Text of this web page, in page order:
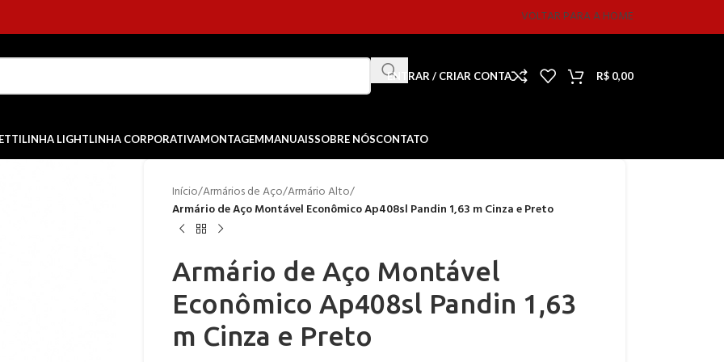
VOLTAR PARA A HOME
ENTRAR / CRIAR CONTA R$ 0,00
LINHA LIGHTLINHA CORPORATIVAMONTAGEMMANUAISSOBRE NÓSCONTATO
Início/Armários de Aço/Armário Alto/
Armário de Aço Montável Econômico Ap408sl Pandin 1,63 m Cinza e Preto
Armário de Aço Montável
Econômico Ap408sl Pandin 1,63
m Cinza e Preto